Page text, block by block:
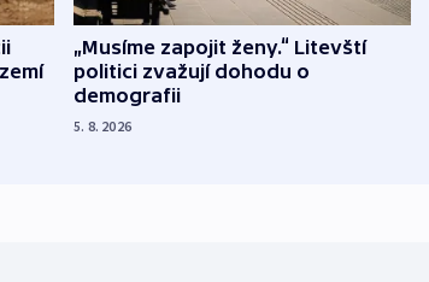
„Musíme zapojit ženy.“ Litevští
politici zvažují dohodu o
demografii
5. 8. 2026